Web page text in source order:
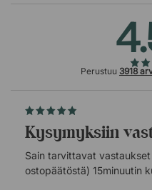
Perustuu 3918
Kysymyksiin
Sain tarvittavat
ostopäätöstä) 15minuutin